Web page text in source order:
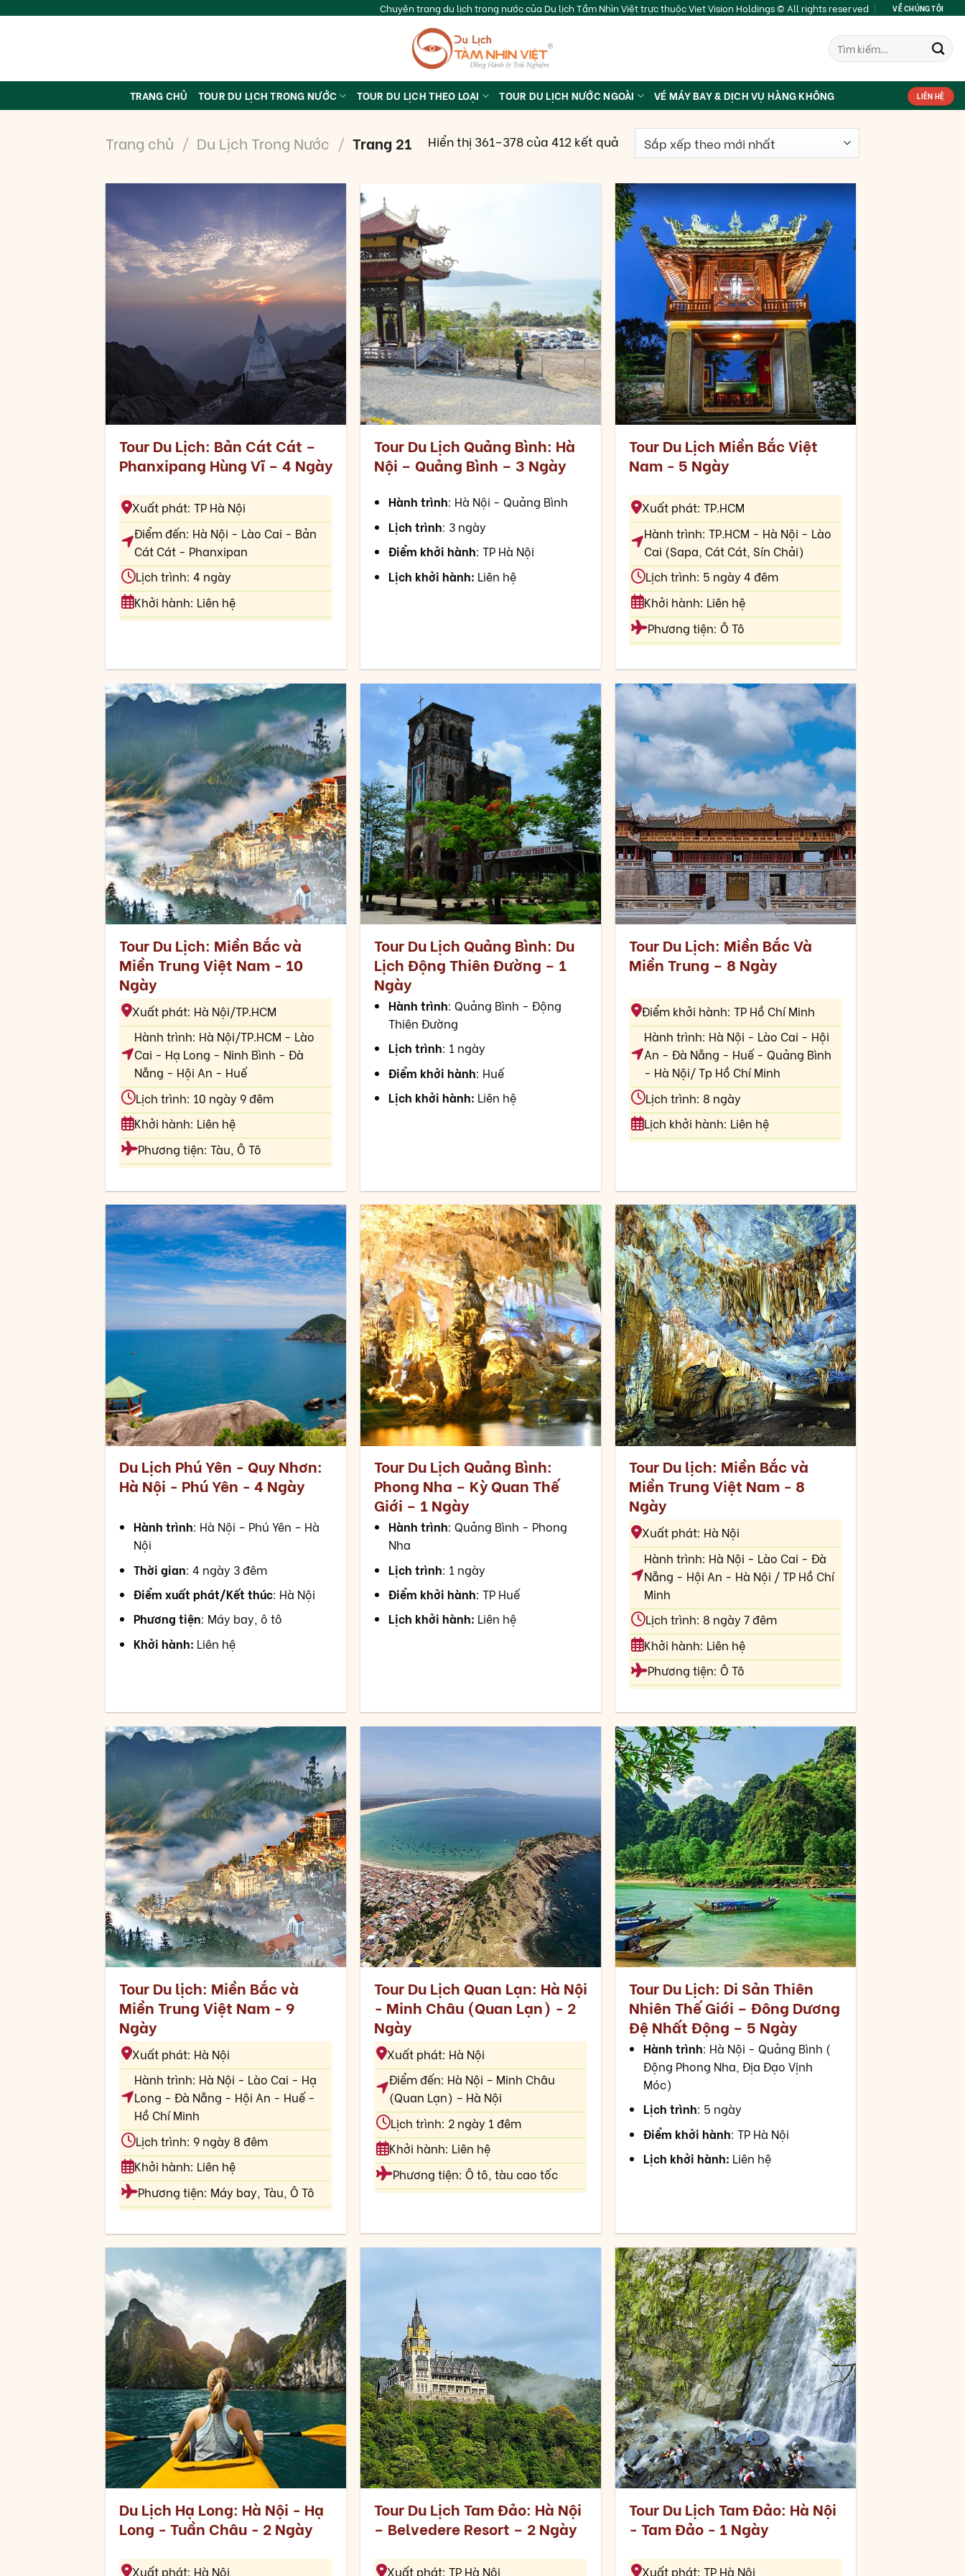
Chuyên trang du lịch trong nước của Du lịch Tầm Nhìn Việt trực thuộc Viet Vision Holdings © All rights reserved VỀ CHÚNG TÔI
Tìm
kiếm:
TRANG CHỦ TOUR DU LỊCH TRONG NƯỚC TOUR DU LỊCH THEO LOẠI TOUR DU LỊCH NƯỚC NGOÀI VÉ MÁY BAY & DỊCH VỤ HÀNG KHÔNG LIÊN HỆ
Trang chủ / Du Lịch Trong Nước / Trang 21 Hiển thị 361–378 của 412 kết quả
Tour Du Lịch: Bản Cát Cát –
Phanxipang Hùng Vĩ – 4 Ngày
Xuất phát: TP Hà Nội
Điểm đến: Hà Nội - Lào Cai - Bản
Cát Cát - Phanxipan
Lịch trình: 4 ngày
Khởi hành: Liên hệ
Tour Du Lịch Quảng Bình: Hà
Nội – Quảng Bình – 3 Ngày
Hành trình: Hà Nội - Quảng Bình
Lịch trình: 3 ngày
Điểm khởi hành: TP Hà Nội
Lịch khởi hành: Liên hệ
Tour Du Lịch Miền Bắc Việt
Nam - 5 Ngày
Xuất phát: TP.HCM
Hành trình: TP.HCM - Hà Nội - Lào
Cai (Sapa, Cát Cát, Sín Chải)
Lịch trình: 5 ngày 4 đêm
Khởi hành: Liên hệ
Phương tiện: Ô Tô
Tour Du Lịch: Miền Bắc và
Miền Trung Việt Nam - 10
Ngày
Xuất phát: Hà Nội/TP.HCM
Hành trình: Hà Nội/TP.HCM - Lào
Cai - Hạ Long - Ninh Bình - Đà
Nẵng - Hội An - Huế
Lịch trình: 10 ngày 9 đêm
Khởi hành: Liên hệ
Phương tiện: Tàu, Ô Tô
Tour Du Lịch Quảng Bình: Du
Lịch Động Thiên Đường – 1
Ngày
Hành trình: Quảng Bình - Động
Thiên Đường
Lịch trình: 1 ngày
Điểm khởi hành: Huế
Lịch khởi hành: Liên hệ
Tour Du Lịch: Miền Bắc Và
Miền Trung – 8 Ngày
Điểm khởi hành: TP Hồ Chí Minh
Hành trình: Hà Nội - Lào Cai - Hội
An - Đà Nẵng - Huế - Quảng Bình
- Hà Nội/ Tp Hồ Chí Minh
Lịch trình: 8 ngày
Lịch khởi hành: Liên hệ
Du Lịch Phú Yên - Quy Nhơn:
Hà Nội - Phú Yên - 4 Ngày
Hành trình: Hà Nội – Phú Yên – Hà
Nội
Thời gian: 4 ngày 3 đêm
Điểm xuất phát/Kết thúc: Hà Nội
Phương tiện: Máy bay, ô tô
Khởi hành: Liên hệ
Tour Du Lịch Quảng Bình:
Phong Nha – Kỳ Quan Thế
Giới – 1 Ngày
Hành trình: Quảng Bình - Phong
Nha
Lịch trình: 1 ngày
Điểm khởi hành: TP Huế
Lịch khởi hành: Liên hệ
Tour Du lịch: Miền Bắc và
Miền Trung Việt Nam - 8
Ngày
Xuất phát: Hà Nội
Hành trình: Hà Nội - Lào Cai - Đà
Nẵng - Hội An - Hà Nội / TP Hồ Chí
Minh
Lịch trình: 8 ngày 7 đêm
Khởi hành: Liên hệ
Phương tiện: Ô Tô
Tour Du lịch: Miền Bắc và
Miền Trung Việt Nam - 9
Ngày
Xuất phát: Hà Nội
Hành trình: Hà Nội - Lào Cai - Hạ
Long - Đà Nẵng - Hội An - Huế -
Hồ Chí Minh
Lịch trình: 9 ngày 8 đêm
Khởi hành: Liên hệ
Phương tiện: Máy bay, Tàu, Ô Tô
Tour Du Lịch Quan Lạn: Hà Nội
- Minh Châu (Quan Lạn) - 2
Ngày
Xuất phát: Hà Nội
Điểm đến: Hà Nội – Minh Châu
(Quan Lạn) – Hà Nội
Lịch trình: 2 ngày 1 đêm
Khởi hành: Liên hệ
Phương tiện: Ô tô, tàu cao tốc
Tour Du Lịch: Di Sản Thiên
Nhiên Thế Giới – Đông Dương
Đệ Nhất Động – 5 Ngày
Hành trình: Hà Nội - Quảng Bình (
Động Phong Nha, Địa Đạo Vịnh
Móc)
Lịch trình: 5 ngày
Điểm khởi hành: TP Hà Nội
Lịch khởi hành: Liên hệ
Du Lịch Hạ Long: Hà Nội - Hạ
Long - Tuần Châu - 2 Ngày
Xuất phát: Hà Nội
Tour Du Lịch Tam Đảo: Hà Nội
– Belvedere Resort – 2 Ngày
Xuất phát: TP Hà Nội
Tour Du Lịch Tam Đảo: Hà Nội
- Tam Đảo - 1 Ngày
Xuất phát: TP Hà Nội